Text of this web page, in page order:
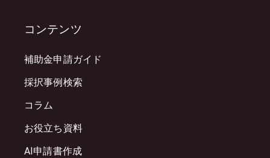
コンテンツ
補助金申請ガイド
採択事例検索
コラム
お役立ち資料
AI申請書作成